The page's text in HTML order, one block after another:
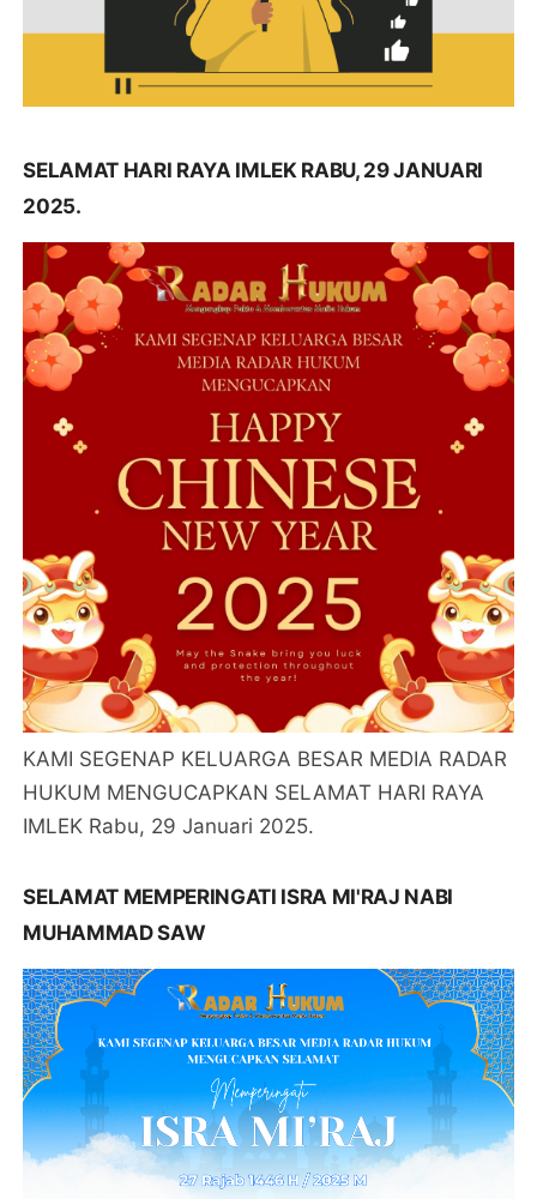
SELAMAT HARI RAYA IMLEK RABU, 29 JANUARI
2025.
KAMI SEGENAP KELUARGA BESAR MEDIA RADAR
HUKUM MENGUCAPKAN SELAMAT HARI RAYA
IMLEK Rabu, 29 Januari 2025.
SELAMAT MEMPERINGATI ISRA MI'RAJ NABI
MUHAMMAD SAW